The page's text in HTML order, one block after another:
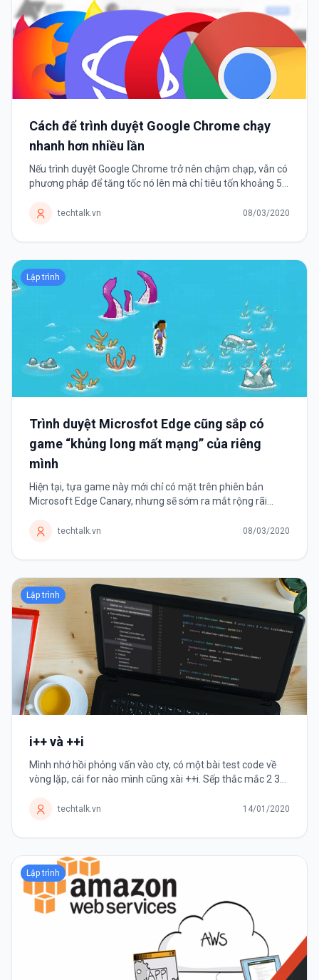
Cách để trình duyệt Google Chrome chạy
nhanh hơn nhiều lần
Nếu trình duyệt Google Chrome trở nên chậm chạp, vẫn có
phương pháp để tăng tốc nó lên mà chỉ tiêu tốn khoảng 5
được một thời...
techtalk.vn 08/03/2020
Lập trình
Trình duyệt Microsfot Edge cũng sắp có
game “khủng long mất mạng” của riêng
mình
Hiện tại, tựa game này mới chỉ có mặt trên phiên bản
Microsoft Edge Canary, nhưng sẽ sớm ra mắt rộng rãi
những trình duyệt web phổ...
techtalk.vn 08/03/2020
Lập trình
i++ và ++i
Mình nhớ hồi phỏng vấn vào cty, có một bài test code về
vòng lặp, cái for nào mình cũng xài ++i. Sếp thắc mắc 2 3
faster but I...
techtalk.vn 14/01/2020
Lập trình